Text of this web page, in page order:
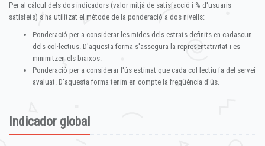
Per al càlcul dels dos indicadors (valor mitjà de satisfacció i % d'usuaris
satisfets) s'ha utilitzat el mètode de la ponderació a dos nivells:
Ponderació per a considerar les mides dels estrats definits en cadascun
dels col·lectius. D'aquesta forma s'assegura la representativitat i es
minimitzen els biaixos.
Ponderació per a considerar l'ús estimat que cada col·lectiu fa del servei
avaluat. D'aquesta forma tenim en compte la freqüència d'ús.
Indicador global